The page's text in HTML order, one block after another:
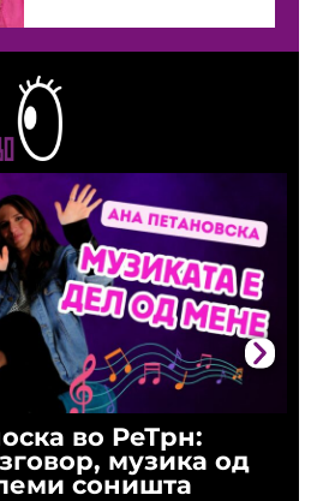
во РеТрн:
музика од
соништа